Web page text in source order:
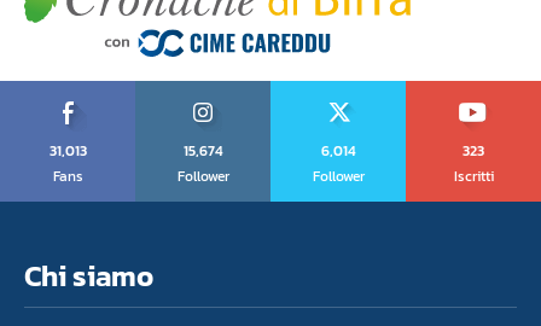
31,013
Fans
15,674
Follower
6,014
Follower
323
Iscritti
Chi siamo